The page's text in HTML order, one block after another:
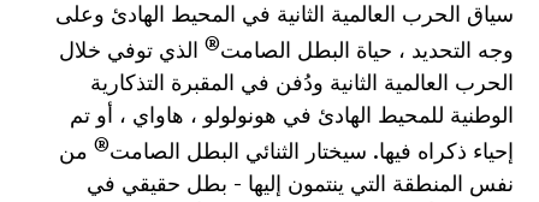
سياق الحرب العالمية الثانية في المحيط الهادئ وعلى
وجه التحديد ، حياة البطل الصامت® الذي توفي خلال
الحرب العالمية الثانية ودُفن في المقبرة التذكارية
الوطنية للمحيط الهادئ في هونولولو ، هاواي ، أو تم
إحياء ذكراه فيها. سيختار الثنائي البطل الصامت® من
نفس المنطقة التي ينتمون إليها - بطل حقيقي في